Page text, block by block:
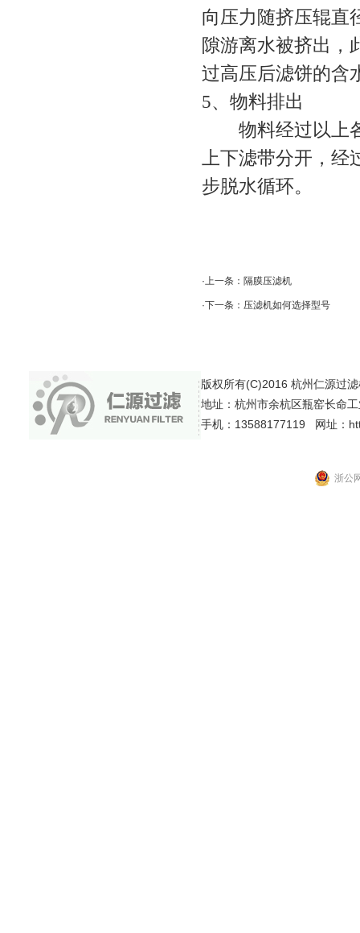
向压力随挤压辊直
隙游离水被挤出，
过高压后滤饼的含
5、物料排出
物料经过以上各
上下滤带分开，经
步脱水循环。
·上一条： 隔膜压滤机
·下一条： 压滤机如何选择型号
版权所有(C)2016 杭州仁源过
地址：杭州市余杭区瓶窑长命
手机：13588177119 网址：
浙公